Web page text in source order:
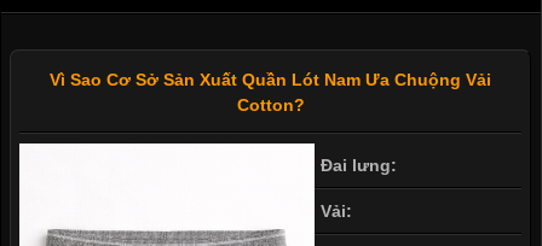
Vì Sao Cơ Sở Sản Xuất Quần Lót Nam Ưa Chuộng Vải
Cotton?
Đai lưng:
Vải: